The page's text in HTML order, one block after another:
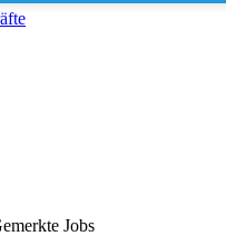
Jobs